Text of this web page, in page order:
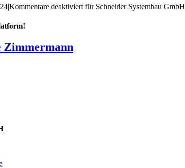
|Kommentare deaktiviertfür Schneider Systembau GmbH
Zimmermann